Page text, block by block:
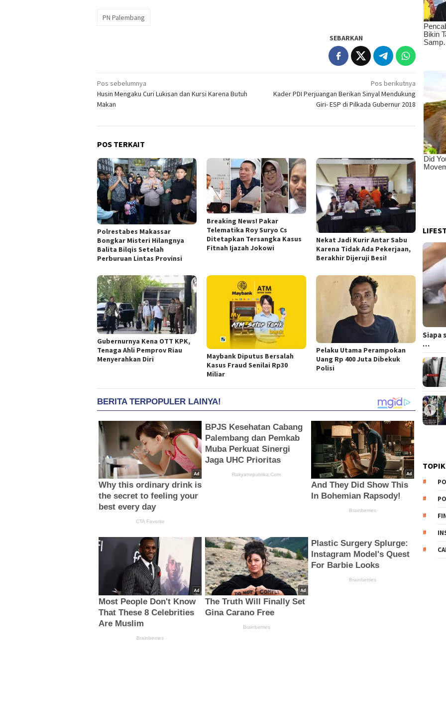
PN Palembang
SEBARKAN
Navigasi
pos
Pos sebelumnya
Husin Mengaku Curi Lukisan dan Kursi Karena Butuh
Makan‎
Pos berikutnya
Kader PDI Perjuangan Berikan Sinyal Mendukung
Giri- ESP di Pilkada Gubernur 2018
POS TERKAIT
Polrestabes Makassar
Bongkar Misteri Hilangnya
Balita Bilqis Setelah
Perburuan Lintas Provinsi
Breaking News! Pakar
Telematika Roy Suryo Cs
Ditetapkan Tersangka Kasus
Fitnah Ijazah Jokowi
Nekat Jadi Kurir Antar Sabu
Karena Tidak Ada Pekerjaan,
Berakhir Dijeruji Besi!
Gubernurnya Kena OTT KPK,
Tenaga Ahli Pemprov Riau
Menyerahkan Diri
Maybank Diputus Bersalah
Kasus Fraud Senilai Rp30
Miliar
Pelaku Utama Perampokan
Uang Rp 400 Juta Dibekuk
Polisi
Siapa
…